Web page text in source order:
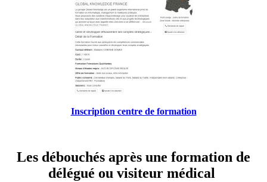
Inscription centre de formation
Les débouchés après une formation de
délégué ou visiteur médical